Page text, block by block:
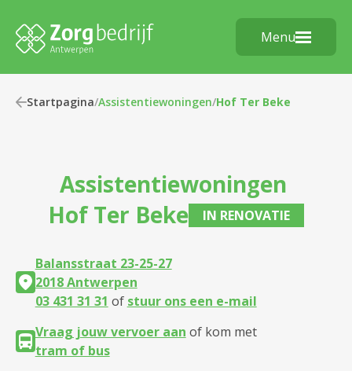
Menu
Startpagina/Assistentiewoningen/Hof Ter Beke
Assistentiewoningen
Hof Ter Beke
IN RENOVATIE
Balansstraat 23-25-27
2018 Antwerpen
03 431 31 31 of stuur ons een e-mail
Vraag jouw vervoer aan of kom met
tram of bus